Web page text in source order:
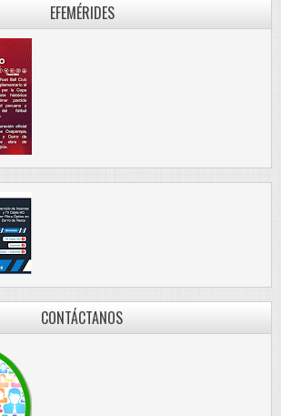
EFEMÉRIDES
CONTÁCTANOS